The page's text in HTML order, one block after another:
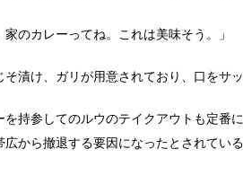
のカレーってね。これは美味そう。」
そ漬け、ガリが用意されており、口をサ
を持参してのルウのテイクアウトも定番
から撤退する要因になったとされている